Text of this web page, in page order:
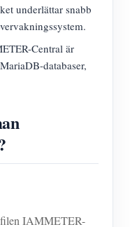
underlättar snabb
Central är
databaser,
filen IAMMETER-